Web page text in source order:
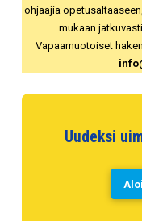
ohjaajia
mukaan
Vapaamuotoiset
Uudeksi